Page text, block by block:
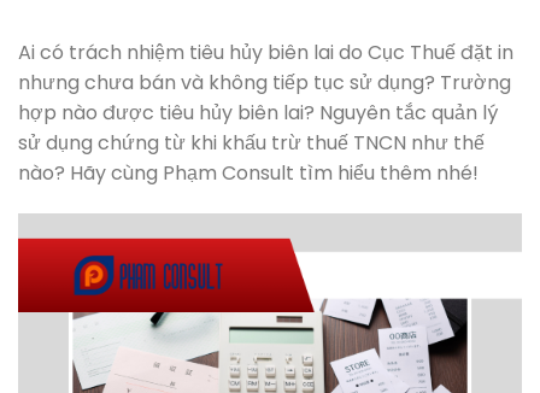
Ai có trách nhiệm tiêu hủy biên lai do Cục Thuế đặt in
nhưng chưa bán và không tiếp tục sử dụng? Trường
hợp nào được tiêu hủy biên lai? Nguyên tắc quản lý
sử dụng chứng từ khi khấu trừ thuế TNCN như thế
nào? Hãy cùng Phạm Consult tìm hiểu thêm nhé!